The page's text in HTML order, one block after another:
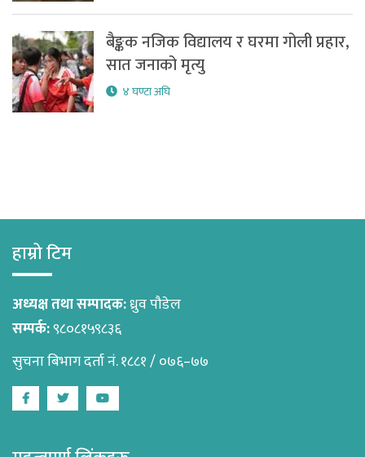
बैङ्कक नजिक विद्यालय र घरमा गोली प्रहार,
सात जनाको मृत्यु
४ घण्टा अघि
हाम्रो टिम
अध्यक्ष तथा सम्पादक:ध्रुव पौडेल
सम्पर्क:९८०८१५९८३६
सुचना बिभाग दर्ता नं. १८८१ / ०७६–७७
FacebookTwitterYoutube